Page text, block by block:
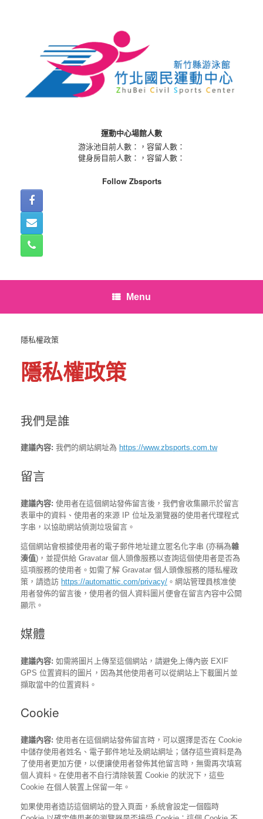
運動中心場館人數
游泳池目前人數：
，容留人數：
健身房目前人數：
，容留人數：
Follow Zbsports
Menu
隱私權政策
隱私權政策
我們是誰
建議內容: 我們的網站網址為 https://www.zbsports.com.tw
留言
建議內容: 使用者在這個網站發佈留言後，我們會收集顯示於留言
表單中的資料、使用者的來源 IP 位址及瀏覽器的使用者代理程式
字串，以協助網站偵測垃圾留言。
這個網站會根據使用者的電子郵件地址建立匿名化字串 (亦稱為雜
湊值)，並提供給 Gravatar 個人頭像服務以查詢這個使用者是否為
這項服務的使用者。如需了解 Gravatar 個人頭像服務的隱私權政
策，請造訪 https://automattic.com/privacy/ 。網站管理員核准使
用者發佈的留言後，使用者的個人資料圖片便會在留言內容中公開
顯示。
媒體
建議內容: 如需將圖片上傳至這個網站，請避免上傳內嵌 EXIF
GPS 位置資料的圖片，因為其他使用者可以從網站上下載圖片並
擷取當中的位置資料。
Cookie
建議內容: 使用者在這個網站發佈留言時，可以選擇是否在 Cookie
中儲存使用者姓名、電子郵件地址及網站網址；儲存這些資料是為
了使用者更加方便，以便讓使用者發佈其他留言時，無需再次填寫
個人資料。在使用者不自行清除裝置 Cookie 的狀況下，這些
Cookie 在個人裝置上保留一年。
如果使用者造訪這個網站的登入頁面，系統會設定一個臨時